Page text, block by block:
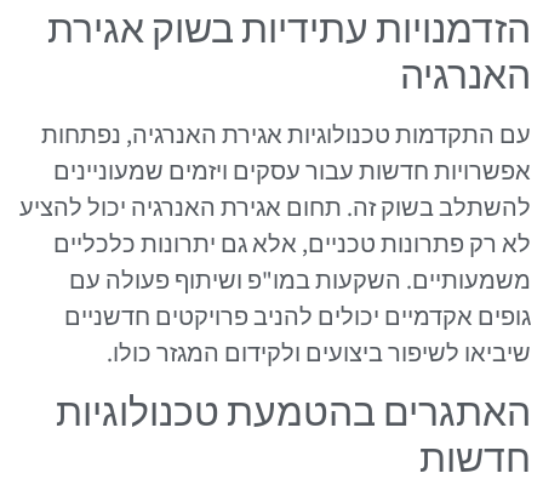
הזדמנויות עתידיות בשוק אגירת
האנרגיה
עם התקדמות טכנולוגיות אגירת האנרגיה, נפתחות
אפשרויות חדשות עבור עסקים ויזמים שמעוניינים
להשתלב בשוק זה. תחום אגירת האנרגיה יכול להציע
לא רק פתרונות טכניים, אלא גם יתרונות כלכליים
משמעותיים. השקעות במו"פ ושיתוף פעולה עם
גופים אקדמיים יכולים להניב פרויקטים חדשניים
שיביאו לשיפור ביצועים ולקידום המגזר כולו.
האתגרים בהטמעת טכנולוגיות
חדשות